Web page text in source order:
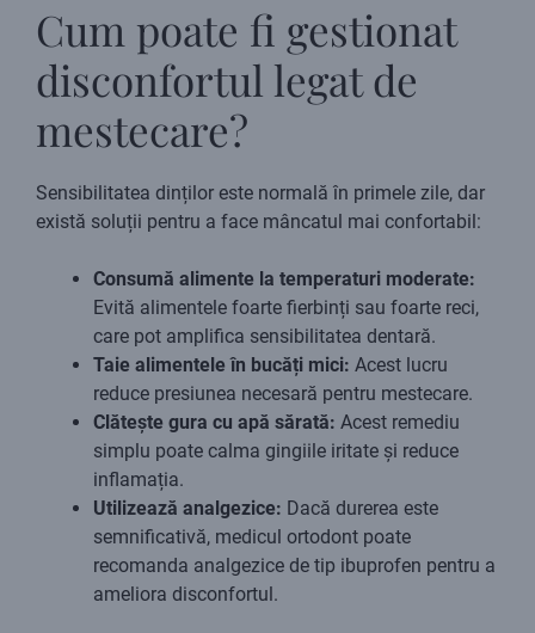
Cum poate fi gestionat
disconfortul legat de
mestecare?
Sensibilitatea dinților este normală în primele zile, dar
există soluții pentru a face mâncatul mai confortabil:
Consumă alimente la temperaturi moderate:
Evită alimentele foarte fierbinți sau foarte reci,
care pot amplifica sensibilitatea dentară.
Taie alimentele în bucăți mici: Acest lucru
reduce presiunea necesară pentru mestecare.
Clătește gura cu apă sărată: Acest remediu
simplu poate calma gingiile iritate și reduce
inflamația.
Utilizează analgezice: Dacă durerea este
semnificativă, medicul ortodont poate
recomanda analgezice de tip ibuprofen pentru a
ameliora disconfortul.